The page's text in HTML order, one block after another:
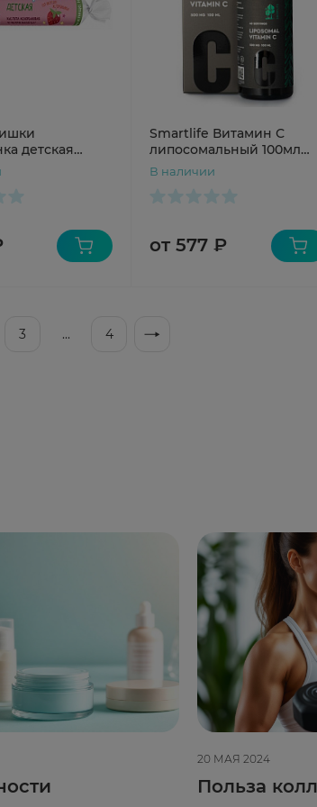
детская
кислота с
Smartlife Витамин С
липосомальный 100мл
флакон с дозатором
В наличии
от 577 ₽
3 ... 4
20 МАЯ 2024
Польза